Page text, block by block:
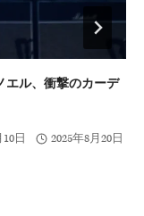
エル、衝撃のカーデ
日 2025年8月20日